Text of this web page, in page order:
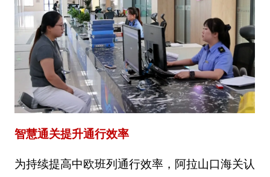
智慧通关提升通行效率
为持续提高中欧班列通行效率，阿拉山口海关认